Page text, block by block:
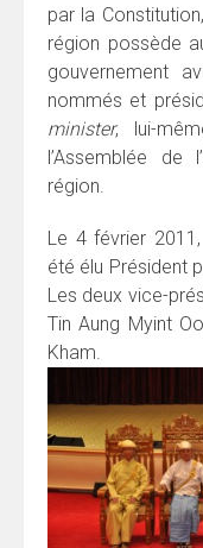
par la
région possède
gouvernement
nommés et
minister, lui-
l’Assemblée de
région.
Le 4 février
été élu Président
Les deux vice-
Tin Aung Myint
Kham.